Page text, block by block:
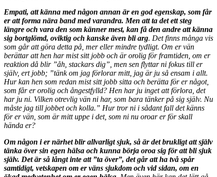
Empati, att känna med någon annan är en god egenskap, som får
er att forma nära band med varandra. Men att ta det ett steg
längre och vara den som känner mest, kan få den andre att känna
sig bortglömd, oviktig och kanske även bli arg. Det finns många vis
som går att göra detta på, mer eller mindre tydligt. Om er vän
berättar att hen har mist sitt jobb och är orolig för framtiden, om er
reaktion då blir ”åh, stackars dig”, men sen flyttar ni fokus till er
själv, ert jobb; ”tänk om jag förlorar mitt, jag är ju så ensam i allt.
Hur kan hen som redan mist sitt jobb sitta och berätta för er något,
som får er orolig och ångestfylld? Hen har ju inget att förlora, det
har ju ni. Vilken otrevlig vän ni har, som bara tänker på sig själv. Nu
måste jag till jobbet och kolla.” Hur tror ni i sådant fall det känns
för er vän, som är mitt uppe i det, som ni nu oroar er för skall
hända er?
Om någon i er närhet blir allvarligt sjuk, så är det brukligt att själv
tänka över sin egen hälsa och kunna börja oroa sig för att bli sjuk
själv. Det är så långt inte att ”ta över”, det går att ha två spår
samtidigt, vetskapen om er väns sjukdom och vid sidan, om en